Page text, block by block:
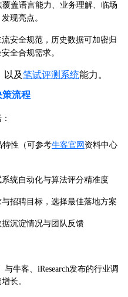
盖语言能力、业务理解、临场
现亮点。
安全规范，历史数据可加密归
全合规需求。
以及笔试评测系统能力。
流程
性（可参考牛客官网 资料中心
统自动化与算法评分精准度
招聘目标，选择最佳落地方案
沉淀情况与团队反馈
牛客、iResearch发布的行业调
长。